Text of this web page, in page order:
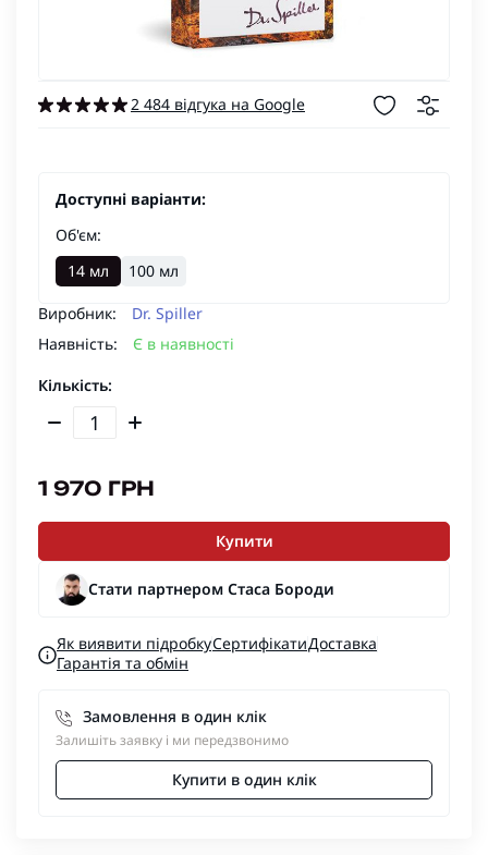
2 484 відгука на Google
Виробник:
Dr. Spiller
Наявність:
Є в наявності
1 970 ГРН
Кількість:
Доступні варіанти:
Об'єм:
14 мл
100 мл
Купити
Стати партнером Стаса Бороди
Як виявити підробкуСертифікатиДоставка
Гарантія та обмін
Замовлення в один клік
Залишіть заявку і ми передзвонимо
Купити в один клік